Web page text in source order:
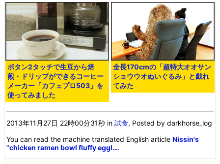
ボタン2タッチで生豆から焙
煎・ドリップができるコーヒー
メーカー「カフェプロ503」を
使ってみました
全長170cmの「超特大オオサン
ショウウオぬいぐるみ」と戯れ
てみた
2013年11月27日 22時00分31秒 in試食, Posted by darkhorse_log
You can read the machine translated English articleNissin's
"chicken ramen bowl fluffy eggl….